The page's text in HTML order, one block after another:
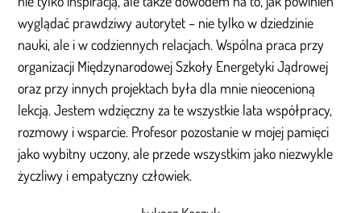
wyglądać prawdziwy autorytet – nie tylko w dziedzinie
nauki, ale i w codziennych relacjach. Wspólna praca przy
organizacji Międzynarodowej Szkoły Energetyki Jądrowej
oraz przy innych projektach była dla mnie nieocenioną
lekcją. Jestem wdzięczny za te wszystkie lata współpracy,
rozmowy i wsparcie. Profesor pozostanie w mojej pamięci
jako wybitny uczony, ale przede wszystkim jako niezwykle
życzliwy i empatyczny człowiek.